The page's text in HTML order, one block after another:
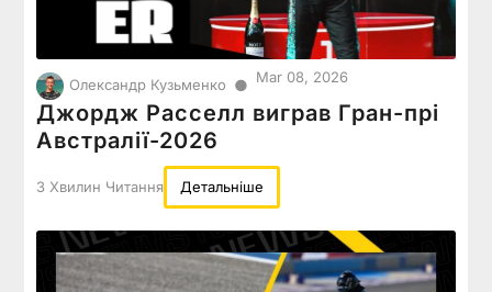
Олександр Кузьменко ● Mar 08, 2026
Джордж Расселл виграв Гран-прі
Австралії-2026
3 Хвилин Читання Детальніше